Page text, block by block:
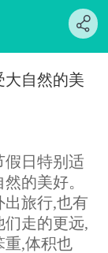
大自然的美
假日特别适
的美好。
出旅行,也有
们走的更远,
重,体积也